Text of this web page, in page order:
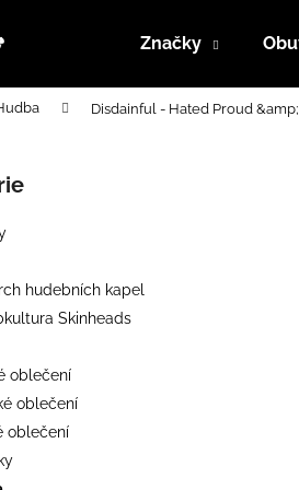
Značky
Disdainful - Hated Proud
hudebních kapel
Skinheads
oblečení
oblečení
oblečení